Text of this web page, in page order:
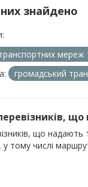
знайдено
мереж
громадський
що
тому числі